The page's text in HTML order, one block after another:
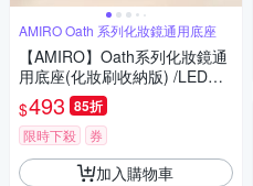
AMIRO Oath 系列化妝鏡通用底座
【AMIRO】Oath系列化妝鏡通
用底座(化妝刷收納版) /LED化
妝鏡/化妝刷盒/美妝鏡座/美容用
品收納盒/首飾盒
$493 85折
限時下殺 券
加入購物車